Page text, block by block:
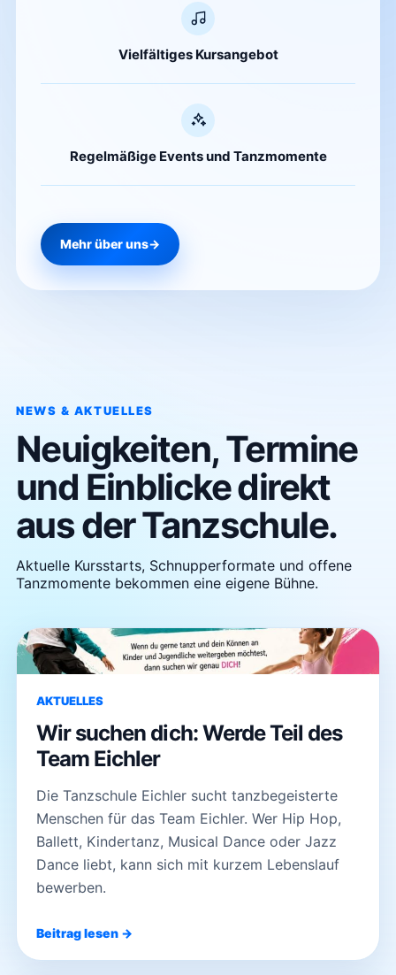
Vielfältiges Kursangebot
Regelmäßige Events und Tanzmomente
Mehr über uns→
NEWS & AKTUELLES
Neuigkeiten, Termine
und Einblicke direkt
aus der Tanzschule.
Aktuelle Kursstarts, Schnupperformate und offene
Tanzmomente bekommen eine eigene Bühne.
AKTUELLES
Wir suchen dich: Werde Teil des
Team Eichler
Die Tanzschule Eichler sucht tanzbegeisterte
Menschen für das Team Eichler. Wer Hip Hop,
Ballett, Kindertanz, Musical Dance oder Jazz
Dance liebt, kann sich mit kurzem Lebenslauf
bewerben.
Beitrag lesen →